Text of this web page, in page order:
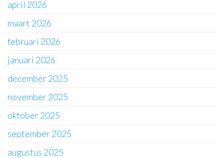
april 2026
maart 2026
februari 2026
januari 2026
december 2025
november 2025
oktober 2025
september 2025
augustus 2025